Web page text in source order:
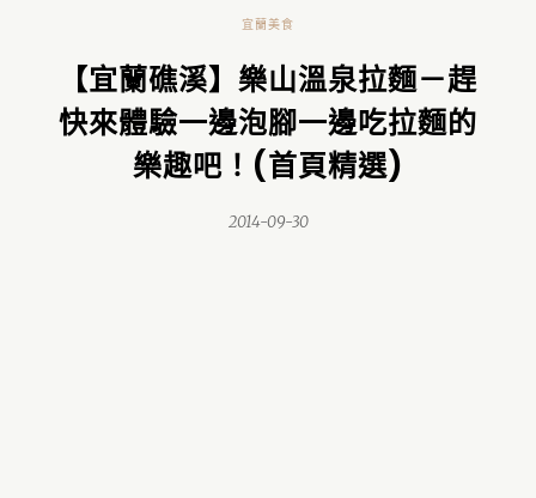
宜蘭美食
【宜蘭礁溪】樂山溫泉拉麵－趕
快來體驗一邊泡腳一邊吃拉麵的
樂趣吧！(首頁精選)
2014-09-30